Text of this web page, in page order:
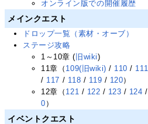
オンライン版での開催履歴
メインクエスト
ドロップ一覧（素材・オーブ）
ステージ攻略
1～10章 ( 旧wiki)
11章（ 109(旧wiki) / 110 / 111
/ 117 / 118 / 119 / 120）
12章（ 121 / 122 / 123 / 124 /
0 ）
イベントクエスト